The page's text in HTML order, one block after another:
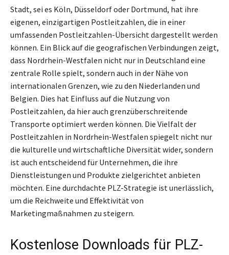
Stadt, sei es Köln, Düsseldorf oder Dortmund, hat ihre
eigenen, einzigartigen Postleitzahlen, die in einer
umfassenden Postleitzahlen-Übersicht dargestellt werden
können. Ein Blick auf die geografischen Verbindungen zeigt,
dass Nordrhein-Westfalen nicht nur in Deutschland eine
zentrale Rolle spielt, sondern auch in der Nähe von
internationalen Grenzen, wie zu den Niederlanden und
Belgien. Dies hat Einfluss auf die Nutzung von
Postleitzahlen, da hier auch grenzüberschreitende
Transporte optimiert werden können. Die Vielfalt der
Postleitzahlen in Nordrhein-Westfalen spiegelt nicht nur
die kulturelle und wirtschaftliche Diversität wider, sondern
ist auch entscheidend für Unternehmen, die ihre
Dienstleistungen und Produkte zielgerichtet anbieten
möchten. Eine durchdachte PLZ-Strategie ist unerlässlich,
um die Reichweite und Effektivität von
Marketingmaßnahmen zu steigern.
Kostenlose Downloads für PLZ-